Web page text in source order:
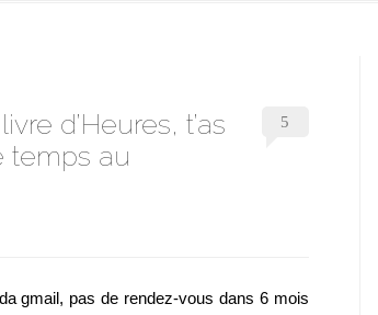
d’Heures, t’as
temps au
5
gmail, pas de rendez-vous dans 6 mois